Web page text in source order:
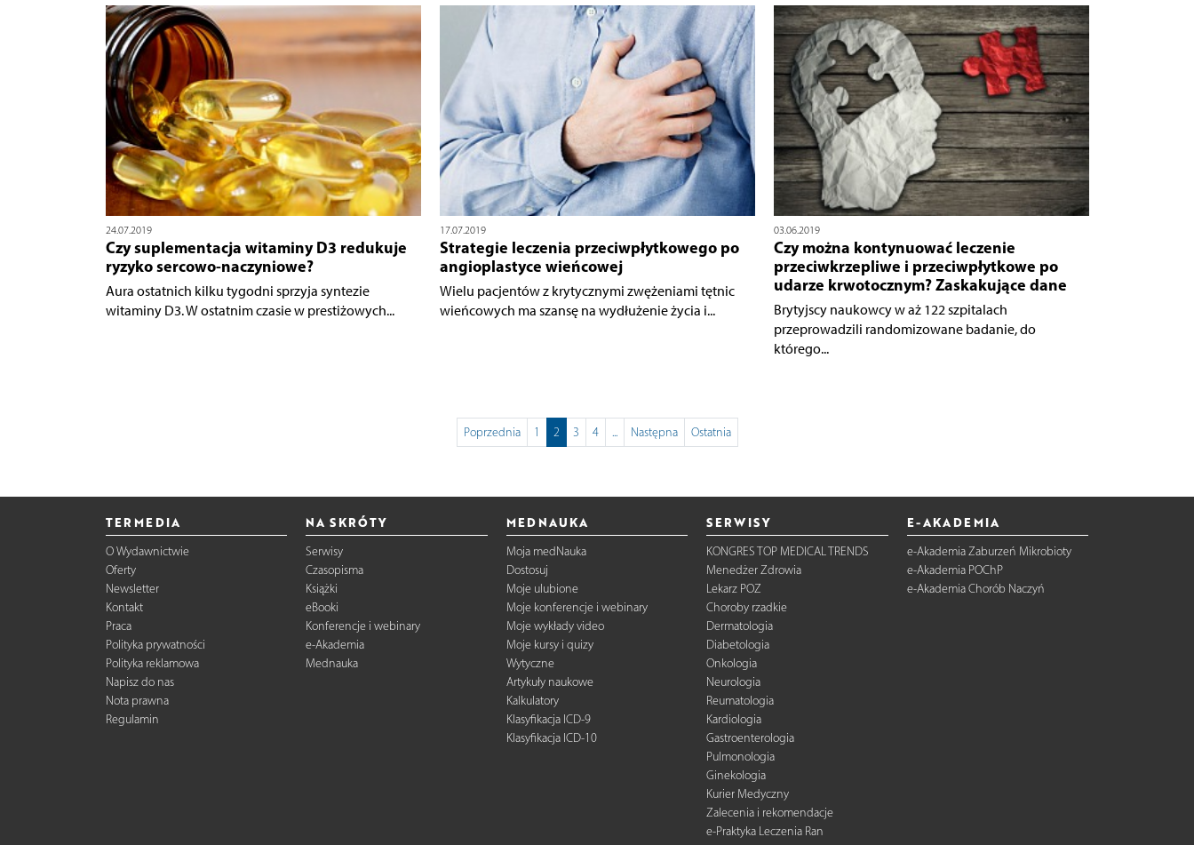
24.07.2019
Czy suplementacja witaminy D3 redukuje
ryzyko sercowo-naczyniowe?
Aura ostatnich kilku tygodni sprzyja syntezie
witaminy D3. W ostatnim czasie w prestiżowych...
17.07.2019
Strategie leczenia przeciwpłytkowego po
angioplastyce wieńcowej
Wielu pacjentów z krytycznymi zwężeniami tętnic
wieńcowych ma szansę na wydłużenie życia i...
03.06.2019
Czy można kontynuować leczenie
przeciwkrzepliwe i przeciwpłytkowe po
udarze krwotocznym? Zaskakujące dane
Brytyjscy naukowcy w aż 122 szpitalach
przeprowadzili randomizowane badanie, do
którego...
Poprzednia 1 2 3 4 ... Następna Ostatnia
TERMEDIA
O Wydawnictwie
Oferty
Newsletter
Kontakt
Praca
Polityka prywatności
Polityka reklamowa
Napisz do nas
Nota prawna
Regulamin
NA SKRÓTY
Serwisy
Czasopisma
Książki
eBooki
Konferencje i webinary
e-Akademia
Mednauka
MEDNAUKA
Moja medNauka
Dostosuj
Moje ulubione
Moje konferencje i webinary
Moje wykłady video
Moje kursy i quizy
Wytyczne
Artykuły naukowe
Kalkulatory
Klasyfikacja ICD-9
Klasyfikacja ICD-10
SERWISY
KONGRES TOP MEDICAL TRENDS
Menedżer Zdrowia
Lekarz POZ
Choroby rzadkie
Dermatologia
Diabetologia
Onkologia
Neurologia
Reumatologia
Kardiologia
Gastroenterologia
Pulmonologia
Ginekologia
Kurier Medyczny
Zalecenia i rekomendacje
e-Praktyka Leczenia Ran
E-AKADEMIA
e-Akademia Zaburzeń Mikrobioty
e-Akademia POChP
e-Akademia Chorób Naczyń